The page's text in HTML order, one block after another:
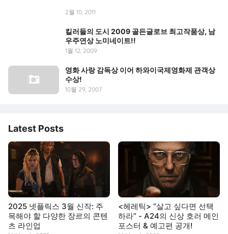
2월 10, 2011
킬러들의 도시 2009 골든글로브 최고작품상, 남
우주연상 노미네이트!!
1월 12, 2009
영화 사랑 감독상 이어 하와이국제영화제 관객상
수상!
10월 29, 2007
Latest Posts
2025 넷플릭스 3월 신작: 주
목해야 할 다양한 장르의 콘텐
츠 라인업
<헤레틱> “살고 싶다면 선택
하라” - A24의 신상 호러 메인
포스터 & 예고편 공개!